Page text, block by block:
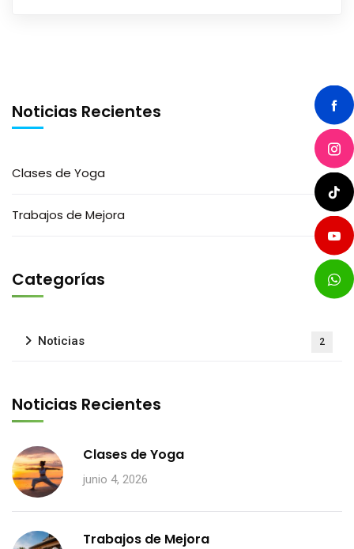
Noticias Recientes
Clases de Yoga
Trabajos de Mejora
Categorías
Noticias 2
Noticias Recientes
Clases de Yoga
junio 4, 2026
Trabajos de Mejora